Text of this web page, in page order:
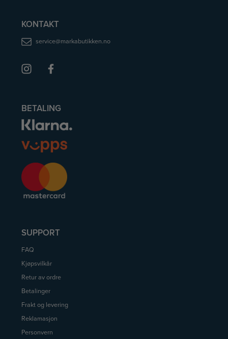
KONTAKT
service@markabutikken.no
BETALING
SUPPORT
FAQ
Kjøpsvilkår
Retur av ordre
Betalinger
Frakt og levering
Reklamasjon
Personvern